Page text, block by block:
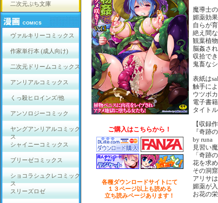
二次元ぷち文庫
ヴァルキリーコミックス
作家単行本 (成人向け)
二次元ドリームコミックス
アンリアルコミックス
くっ殺ヒロインズ/他
アンソロジーコミック
ヤングアンリアルコミック
ス
シャイニーコミックス
ブリーゼコミックス
ショコラシュクレコミック
ス
スリーズロゼ
ご購入はこちらから！
各種ダウンロードサイトにて
１３ページ以上も読める
立ち読みページあります！
魔導士
媚薬効
自らが
絶え間
観葉植
脳姦さ
収拾で
鬼畜な
表紙は
触手に
ウツボ
電子書
タイト
【収録
『奇跡
by runa
見習い
「奇跡
花を求
その洞
アリサ
媚薬が
お花の